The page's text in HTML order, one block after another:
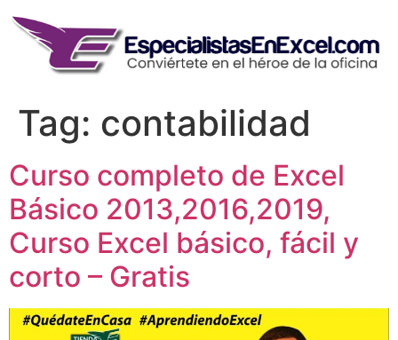
content
Tag: contabilidad
Curso completo de Excel
Básico 2013,2016,2019,
Curso Excel básico, fácil y
corto – Gratis